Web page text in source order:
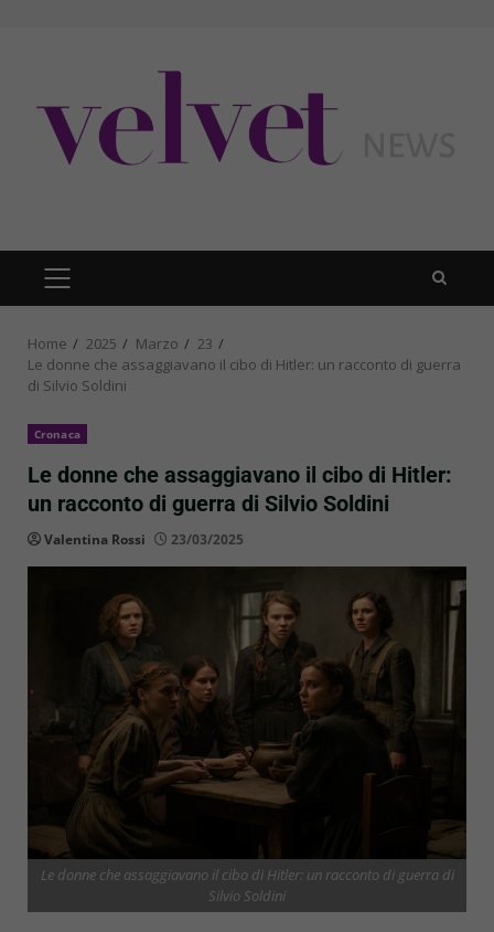
PRIMARY
MENU
Home 2025 Marzo
23
Le donne che assaggiavano il cibo di Hitler: un racconto di guerra
di Silvio Soldini
Cronaca
Le donne che assaggiavano il cibo di Hitler:
un racconto di guerra di Silvio Soldini
Valentina Rossi 23/03/2025
Le donne che assaggiavano il cibo di Hitler: un racconto di guerra di
Silvio Soldini